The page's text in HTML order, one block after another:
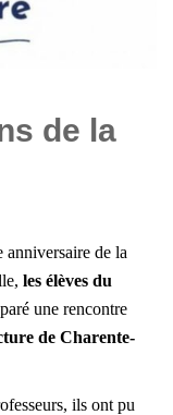
de la
anniversaire de la
les élèves du
une rencontre
de Charente-
ils ont pu